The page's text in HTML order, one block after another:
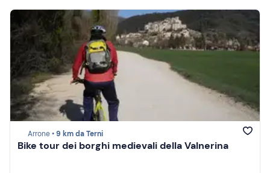
Arrone •9 km da Terni
Bike tour dei borghi medievali della Valnerina